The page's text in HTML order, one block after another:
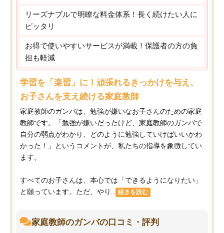
リーズナブルで明瞭な料金体系！長く続けたい人に
ピッタリ
お得で使いやすいサービスが満載！保護者の方の負
担も軽減
学習を「楽習」に！頑張れるきっかけを与え、
お子さんを支え続ける家庭教師
家庭教師のガンバは、勉強が嫌いなお子さんのための家庭
教師です。「勉強が嫌いだったけど、家庭教師のガンバで
自分の弱点がわかり、どのように勉強していけばいいかわ
かった！」というコメントが、私たちの指導を象徴してい
ます。
すべてのお子さんは、本心では「できるようになりたい」
と願っています。ただ、やり...
続きを読む
家庭教師のガンバの口コミ・評判